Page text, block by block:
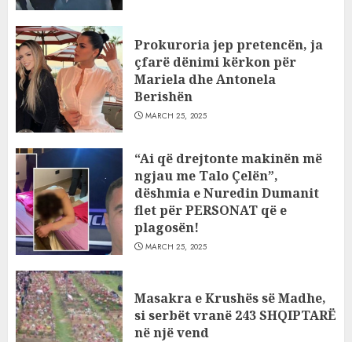
Prokuroria jep pretencën, ja
çfarë dënimi kërkon për
Mariela dhe Antonela
Berishën
MARCH 25, 2025
“Ai që drejtonte makinën më
ngjau me Talo Çelën”,
dëshmia e Nuredin Dumanit
flet për PERSONAT që e
plagosën!
MARCH 25, 2025
Masakra e Krushës së Madhe,
si serbët vranë 243 SHQIPTARË
në një vend